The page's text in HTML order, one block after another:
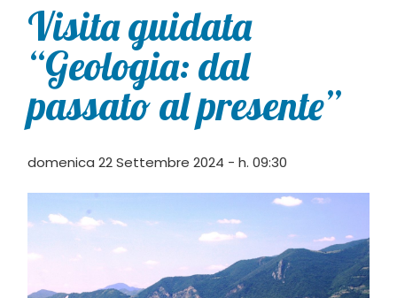
Visita guidata
“Geologia: dal
passato al presente”
domenica 22 Settembre 2024 - h. 09:30